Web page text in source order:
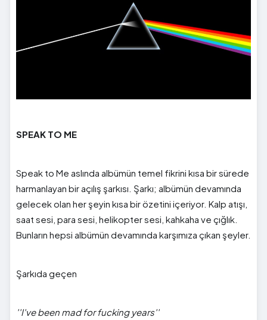
SPEAK TO ME
Speak to Me aslında albümün temel fikrini kısa bir sürede
harmanlayan bir açılış şarkısı. Şarkı; albümün devamında
gelecek olan her şeyin kısa bir özetini içeriyor. Kalp atışı,
saat sesi, para sesi, helikopter sesi, kahkaha ve çığlık.
Bunların hepsi albümün devamında karşımıza çıkan şeyler.
Şarkıda geçen
''I've been mad for fucking years''